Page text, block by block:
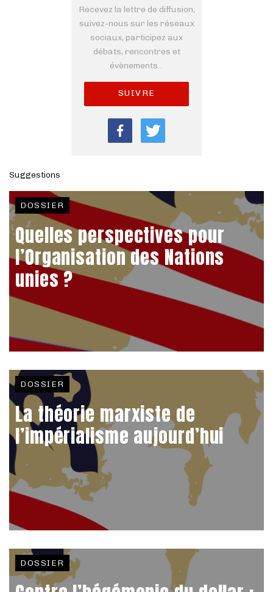
Recevez la lettre de diffusion,
suivez-nous sur les réseaux
sociaux, participez aux
débats, rencontres et
évènements...
SUIVRE
Suggestions
DOSSIER
Quelles perspectives pour
l’Organisation des Nations
unies ?
DOSSIER
La théorie marxiste de
l’impérialisme aujourd’hui
DOSSIER